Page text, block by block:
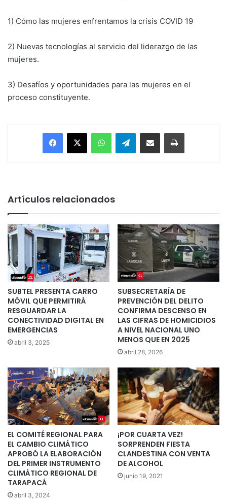
1) Cómo las mujeres enfrentamos la crisis COVID 19
2) Nuevas tecnologías al servicio del liderazgo de las
mujeres.
3) Desafíos y oportunidades para las mujeres en el
proceso constituyente.
Facebook
X WhatsAppTelegramEnviar vía email Imprimir
Artículos relacionados
SUBTEL PRESENTA CARRO
MÓVIL QUE PERMITIRÁ
RESGUARDAR LA
CONECTIVIDAD DIGITAL EN
EMERGENCIAS
abril 3, 2025
SUBSECRETARÍA DE
PREVENCIÓN DEL DELITO
CONFIRMA DESCENSO EN
LAS CIFRAS DE HOMICIDIOS
A NIVEL NACIONAL UNO
MENOS QUE EN 2025
abril 28, 2026
EL COMITÉ REGIONAL PARA
EL CAMBIO CLIMÁTICO
APROBÓ LA ELABORACIÓN
DEL PRIMER INSTRUMENTO
CLIMÁTICO REGIONAL DE
TARAPACÁ
abril 3, 2024
¡POR CUARTA VEZ!
SORPRENDEN FIESTA
CLANDESTINA CON VENTA
DE ALCOHOL
junio 19, 2021